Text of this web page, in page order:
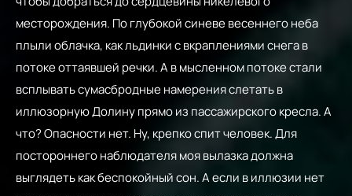
месторождения. По глубокой синеве весеннего неба
плыли облачка, как льдинки с вкраплениями снега в
потоке оттаявшей речки. А в мысленном потоке стали
всплывать сумасбродные намерения слетать в
иллюзорную Долину прямо из пассажирского кресла. А
что? Опасности нет. Ну, крепко спит человек. Для
постороннего наблюдателя моя вылазка должна
выглядеть как беспокойный сон. А если в иллюзии нет